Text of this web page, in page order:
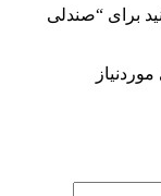
برای “صندلی